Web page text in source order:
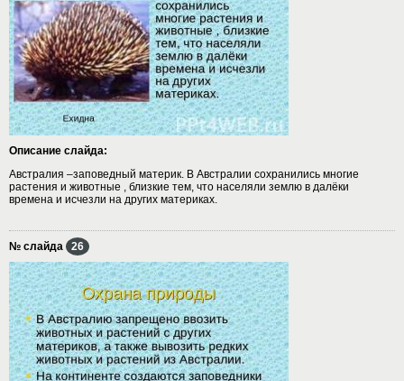
Описание слайда:
Австралия –заповедный материк. В Австралии сохранились многие
растения и животные , близкие тем, что населяли землю в далёки
времена и исчезли на других материках.
№ слайда 26